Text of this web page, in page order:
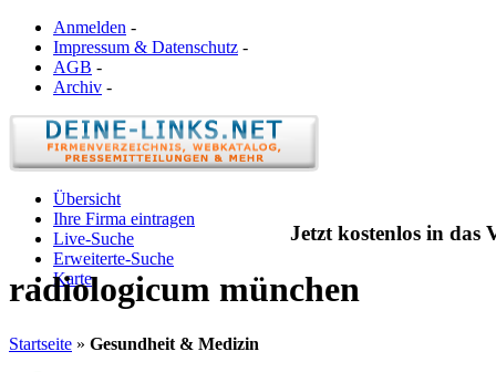
Anmelden -
Impressum & Datenschutz -
AGB -
Archiv -
Übersicht
Ihre Firma eintragen
Live-Suche
Erweiterte-Suche
Karte
Jetzt kostenlos in das
radiologicum münchen
Startseite » Gesundheit & Medizin